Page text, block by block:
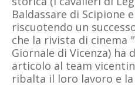
Baldassare di Scipione
riscuotendo un
che la rivista di cinema "
Giornale di Vicenza) ha
articolo al team
ribalta il loro lavoro e